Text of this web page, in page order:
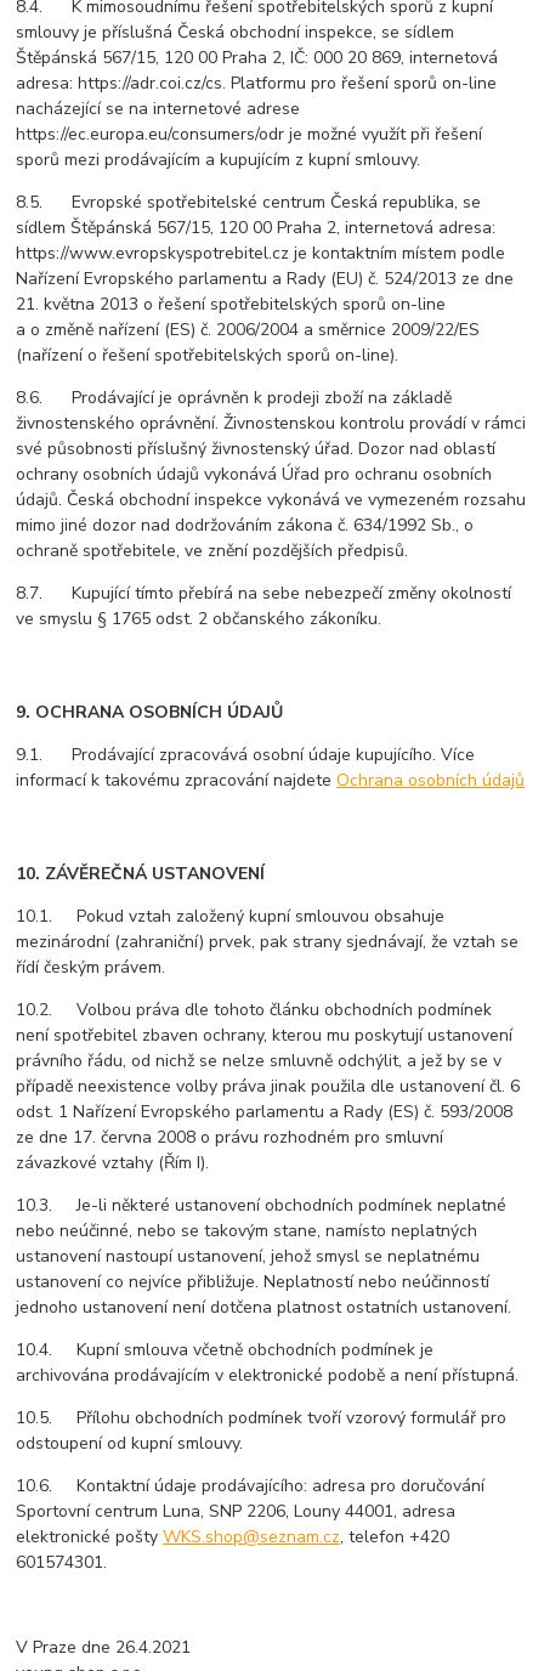
8.4. K mimosoudnímu řešení spotřebitelských sporů z kupní
smlouvy je příslušná Česká obchodní inspekce, se sídlem
Štěpánská 567/15, 120 00 Praha 2, IČ: 000 20 869, internetová
adresa: https://adr.coi.cz/cs. Platformu pro řešení sporů on-line
nacházející se na internetové adrese
https://ec.europa.eu/consumers/odr je možné využít při řešení
sporů mezi prodávajícím a kupujícím z kupní smlouvy.
8.5. Evropské spotřebitelské centrum Česká republika, se
sídlem Štěpánská 567/15, 120 00 Praha 2, internetová adresa:
https://www.evropskyspotrebitel.cz je kontaktním místem podle
Nařízení Evropského parlamentu a Rady (EU) č. 524/2013 ze dne
21. května 2013 o řešení spotřebitelských sporů on-line
a o změně nařízení (ES) č. 2006/2004 a směrnice 2009/22/ES
(nařízení o řešení spotřebitelských sporů on-line).
8.6. Prodávající je oprávněn k prodeji zboží na základě
živnostenského oprávnění. Živnostenskou kontrolu provádí v rámci
své působnosti příslušný živnostenský úřad. Dozor nad oblastí
ochrany osobních údajů vykonává Úřad pro ochranu osobních
údajů. Česká obchodní inspekce vykonává ve vymezeném rozsahu
mimo jiné dozor nad dodržováním zákona č. 634/1992 Sb., o
ochraně spotřebitele, ve znění pozdějších předpisů.
8.7. Kupující tímto přebírá na sebe nebezpečí změny okolností
ve smyslu § 1765 odst. 2 občanského zákoníku.
9. OCHRANA OSOBNÍCH ÚDAJŮ
9.1. Prodávající zpracovává osobní údaje kupujícího. Více
informací k takovému zpracování najdeteOchrana osobních údajů
10. ZÁVĚREČNÁ USTANOVENÍ
10.1. Pokud vztah založený kupní smlouvou obsahuje
mezinárodní (zahraniční) prvek, pak strany sjednávají, že vztah se
řídí českým právem.
10.2. Volbou práva dle tohoto článku obchodních podmínek
není spotřebitel zbaven ochrany, kterou mu poskytují ustanovení
právního řádu, od nichž se nelze smluvně odchýlit, a jež by se v
případě neexistence volby práva jinak použila dle ustanovení čl. 6
odst. 1 Nařízení Evropského parlamentu a Rady (ES) č. 593/2008
ze dne 17. června 2008 o právu rozhodném pro smluvní
závazkové vztahy (Řím I).
10.3. Je-li některé ustanovení obchodních podmínek neplatné
nebo neúčinné, nebo se takovým stane, namísto neplatných
ustanovení nastoupí ustanovení, jehož smysl se neplatnému
ustanovení co nejvíce přibližuje. Neplatností nebo neúčinností
jednoho ustanovení není dotčena platnost ostatních ustanovení.
10.4. Kupní smlouva včetně obchodních podmínek je
archivována prodávajícím v elektronické podobě a není přístupná.
10.5. Přílohu obchodních podmínek tvoří vzorový formulář pro
odstoupení od kupní smlouvy.
10.6. Kontaktní údaje prodávajícího: adresa pro doručování
Sportovní centrum Luna, SNP 2206, Louny 44001, adresa
elektronické poštyWKS.shop@seznam.cz, telefon +420
601574301.
VPrazedne 26.4.2021